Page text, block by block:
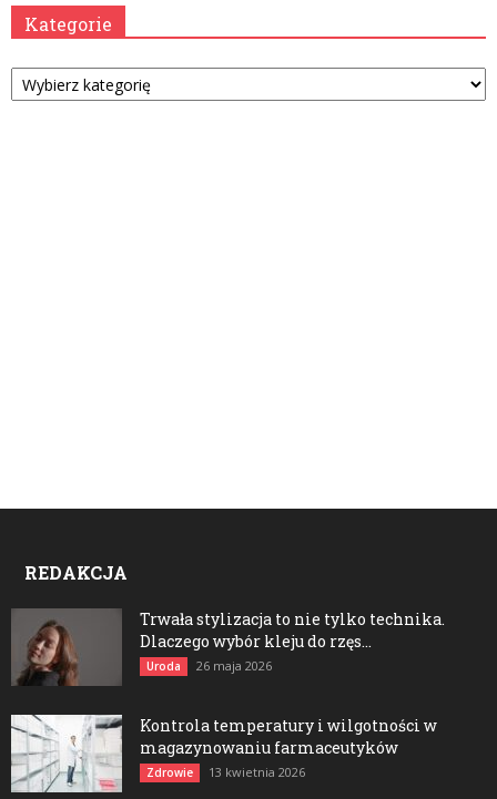
Kategorie
Kategorie
REDAKCJA
Trwała stylizacja to nie tylko technika.
Dlaczego wybór kleju do rzęs...
Uroda 26 maja 2026
Kontrola temperatury i wilgotności w
magazynowaniu farmaceutyków
Zdrowie 13 kwietnia 2026